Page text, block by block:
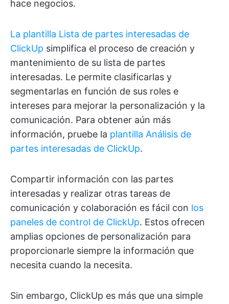
hace negocios.
La plantilla Lista de partes interesadas de
ClickUp simplifica el proceso de creación y
mantenimiento de su lista de partes
interesadas. Le permite clasificarlas y
segmentarlas en función de sus roles e
intereses para mejorar la personalización y la
comunicación. Para obtener aún más
información, pruebe la plantilla Análisis de
partes interesadas de ClickUp.
Compartir información con las partes
interesadas y realizar otras tareas de
comunicación y colaboración es fácil con los
paneles de control de ClickUp. Estos ofrecen
amplias opciones de personalización para
proporcionarle siempre la información que
necesita cuando la necesita.
Sin embargo, ClickUp es más que una simple